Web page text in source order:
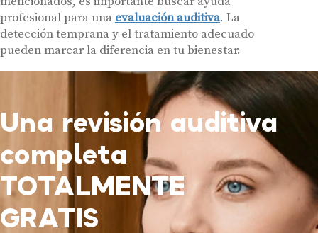
profesional para una evaluación auditiva. La
detección temprana y el tratamiento adecuado
pueden marcar la diferencia en tu bienestar.
Una revisión auditiva
completa
TOTALMENTE
GRATIS